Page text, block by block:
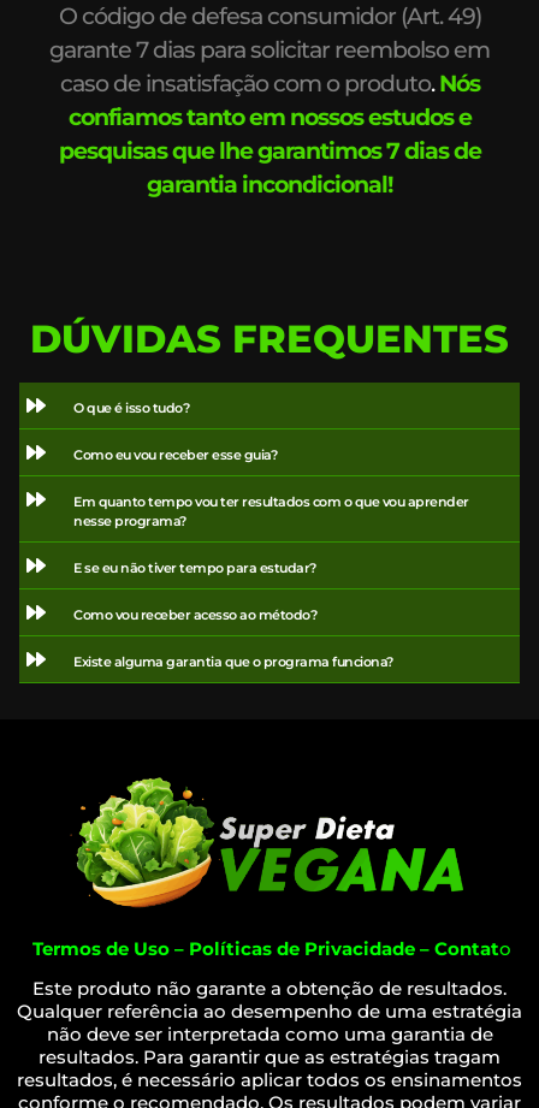
O código de defesa consumidor (Art. 49)
garante 7 dias para solicitar reembolso em
caso de insatisfação com o produto. Nós
confiamos tanto em nossos estudos e
pesquisas que lhe garantimos 7 dias de
garantia incondicional!
DÚVIDAS FREQUENTES
O que é isso tudo?
Como eu vou receber esse guia?
Em quanto tempo vou ter resultados com o que vou aprender
nesse programa?
E se eu não tiver tempo para estudar?
Como vou receber acesso ao método?
Existe alguma garantia que o programa funciona?
Termos de Uso – Políticas de Privacidade – Contato
Este produto não garante a obtenção de resultados.
Qualquer referência ao desempenho de uma estratégia
não deve ser interpretada como uma garantia de
resultados. Para garantir que as estratégias tragam
resultados, é necessário aplicar todos os ensinamentos
conforme o recomendado. Os resultados podem variar